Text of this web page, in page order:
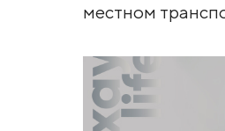
местном